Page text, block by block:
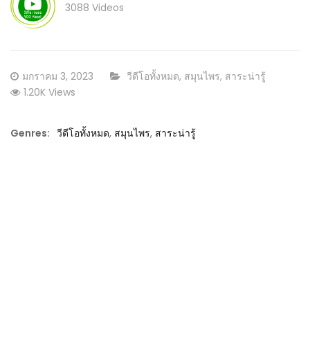
3088 Videos
Posted
on
มกราคม 3, 2023 CATEGORY:
วีดีโอทั้งหมด, สมุนไพร, สาระน่ารู้
1.20K Views
Genres: วีดีโอทั้งหมด, สมุนไพร, สาระน่ารู้